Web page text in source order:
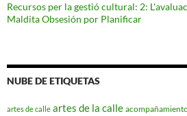
Recursos per la gestió cultural: 2:
Maldita Obsesión por Planificar
NUBE DE ETIQUETAS
artes de calle artes de la calle